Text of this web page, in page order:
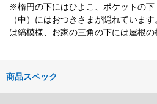
※楕円の下にはひよこ、ポケットの
（中）にはおつきさまが隠れていま
は縞模様、お家の三角の下には屋根の
商品スペック